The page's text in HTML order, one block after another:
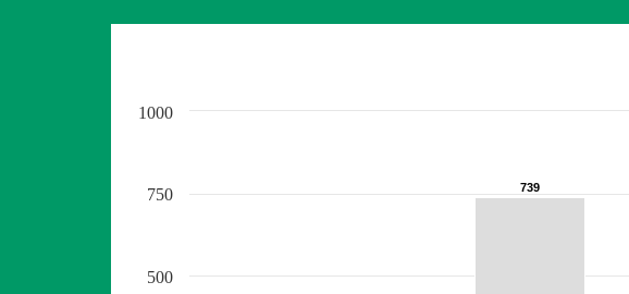
739
739
500
750
1000